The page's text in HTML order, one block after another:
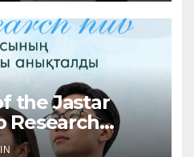
the Jastar
Research